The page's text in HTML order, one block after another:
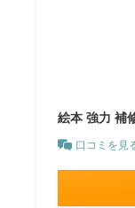
絵本 強力 補
口コミを見